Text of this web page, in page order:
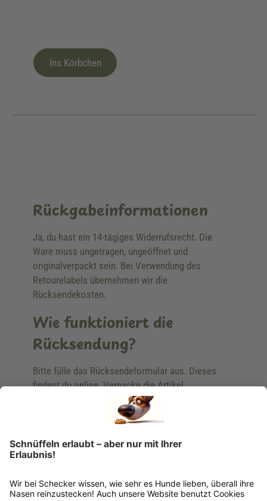
Ins Körbchen
Rückgabeinformationen
Ja, du hast ein 14-tägiges Widerrufsrecht. Die
Ware muss ungetragen, ungeöffnet und
originalverpackt sein. Bei Verwendung des
Retourelabels übernehmen wir die
Rücksendekosten.
Wie funktioniert die
Rücksendung?
Bitte fülle das Rücksendeformular aus. Dieses
findest du online. Verpacke die Artikel
anschließend sicher und klebe das
Rücksendeetikett auf das Paket. Dieses kannst du
dir in deinem Kundenkonto anfordern. Hast du als
Gast bestellt, schreibe uns eine Email an
verkauf@schecker.de oder rufe zu unseren
Rücksendeetikett zukommen.